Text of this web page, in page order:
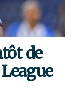
de